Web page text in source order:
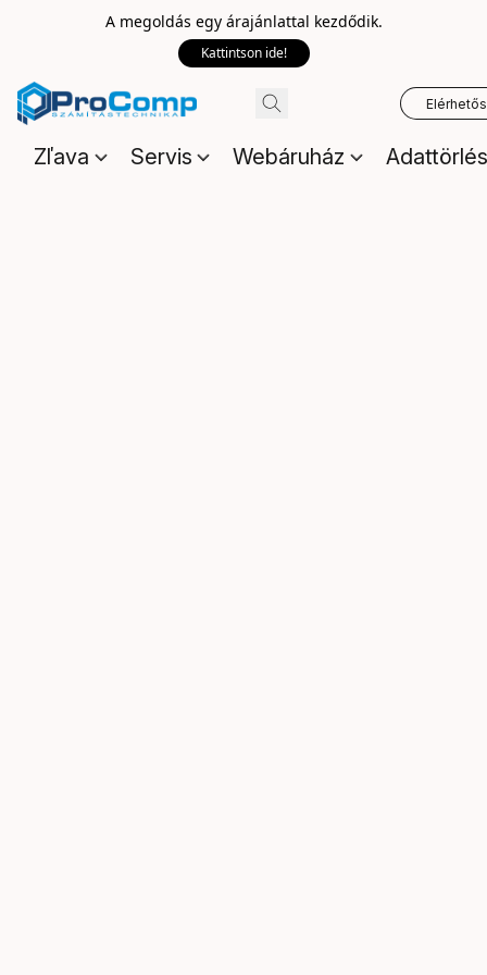
A megoldás egy árajánlattal kezdődik.
Kattintson ide!
Zľava Servis Webáruház